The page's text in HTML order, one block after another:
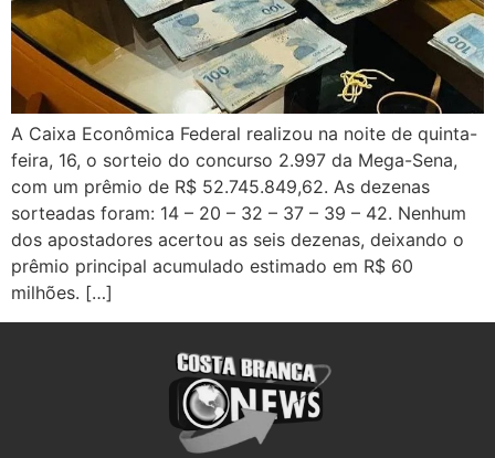
A Caixa Econômica Federal realizou na noite de quinta-
feira, 16, o sorteio do concurso 2.997 da Mega-Sena,
com um prêmio de R$ 52.745.849,62. As dezenas
sorteadas foram: 14 – 20 – 32 – 37 – 39 – 42. Nenhum
dos apostadores acertou as seis dezenas, deixando o
prêmio principal acumulado estimado em R$ 60
milhões. […]